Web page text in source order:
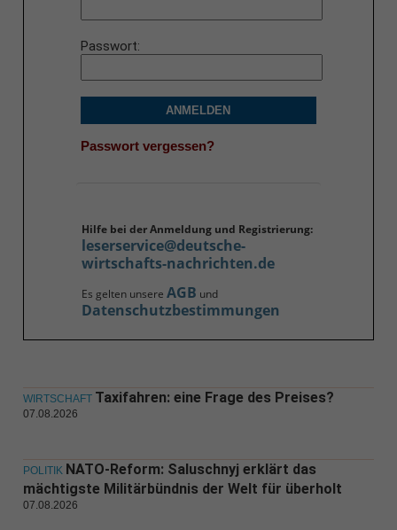
Passwort
ANMELDEN
Passwort vergessen?
Hilfe bei der Anmeldung und Registrierung:
leserservice@deutsche-
wirtschafts-nachrichten.de
Es gelten unsere AGB und
Datenschutzbestimmungen
WIRTSCHAFT Taxifahren: eine Frage des Preises?
07.08.2026
POLITIK NATO-Reform: Saluschnyj erklärt das
mächtigste Militärbündnis der Welt für überholt
07.08.2026